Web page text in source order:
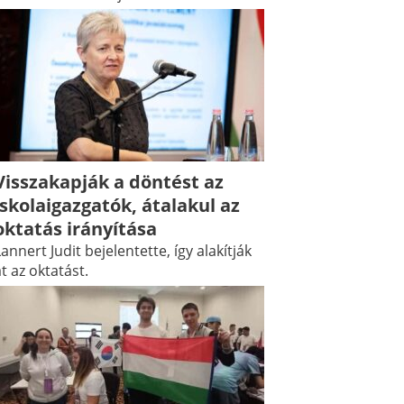
a döntést az
átalakul az
irányítása
Judit bejelentette, így alakítják
az oktatást.